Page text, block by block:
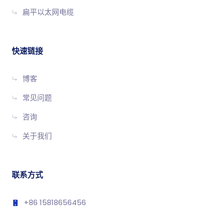
扁平以太网电缆
快速链接
博客
常见问题
咨询
关于我们
联系方式
+86 15818656456